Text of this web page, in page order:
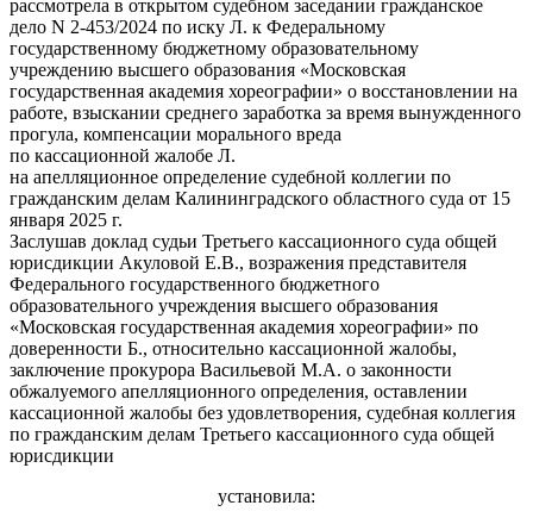
рассмотрела в открытом судебном заседании гражданское
дело N 2-453/2024 по иску Л. к Федеральному
государственному бюджетному образовательному
учреждению высшего образования «Московская
государственная академия хореографии» о восстановлении на
работе, взыскании среднего заработка за время вынужденного
прогула, компенсации морального вреда
по кассационной жалобе Л.
на апелляционное определение судебной коллегии по
гражданским делам Калининградского областного суда от 15
января 2025 г.
Заслушав доклад судьи Третьего кассационного суда общей
юрисдикции Акуловой Е.В., возражения представителя
Федерального государственного бюджетного
образовательного учреждения высшего образования
«Московская государственная академия хореографии» по
доверенности Б., относительно кассационной жалобы,
заключение прокурора Васильевой М.А. о законности
обжалуемого апелляционного определения, оставлении
кассационной жалобы без удовлетворения, судебная коллегия
по гражданским делам Третьего кассационного суда общей
юрисдикции
установила: